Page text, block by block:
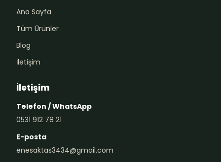
Ana Sayfa
Tüm Ürünler
Blog
İletişim
İletişim
Telefon / WhatsApp
0531 912 78 21
E-posta
enesaktas3434@gmail.com